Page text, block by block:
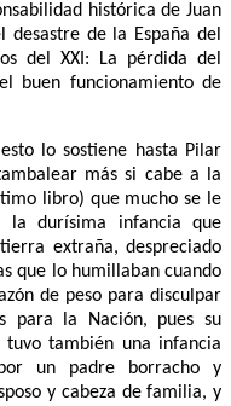
histórica de Juan
de la España del
del XXI: La pérdida del
buen funcionamiento de
lo sostiene hasta Pilar
más si cabe a la
libro) que mucho se le
la durísima infancia que
extraña, despreciado
que lo humillaban cuando
de peso para disculpar
para la Nación, pues su
tuvo también una infancia
un padre borracho y
y cabeza de familia, y